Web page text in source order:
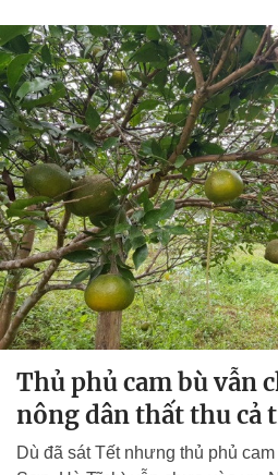
Thủ phủ cam bù vẫn
nông dân thất thu cả
Dù đã sát Tết nhưng thủ phủ